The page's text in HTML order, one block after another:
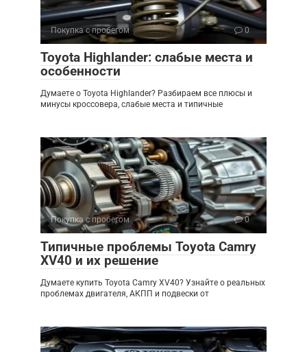
Покупка с пробегом 0
Toyota Highlander: слабые места и
особенности
Думаете о Toyota Highlander? Разбираем все плюсы и
минусы кроссовера, слабые места и типичные
Покупка с пробегом 0
Типичные проблемы Toyota Camry
XV40 и их решение
Думаете купить Toyota Camry XV40? Узнайте о реальных
проблемах двигателя, АКПП и подвески от